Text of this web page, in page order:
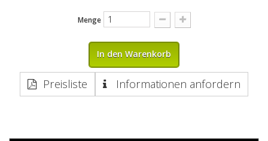
Menge
In den Warenkorb
Preisliste Informationen anfordern